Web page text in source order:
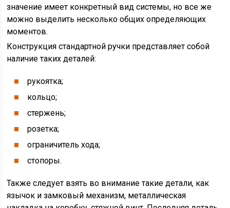
значение имеет конкретный вид системы, но все же
можно выделить несколько общих определяющих
моментов.
Конструкция стандартной ручки представляет собой
наличие таких деталей:
рукоятка;
кольцо;
стержень;
розетка;
ограничитель хода;
стопоры.
Также следует взять во внимание такие детали, как
язычок и замковый механизм, металлическая